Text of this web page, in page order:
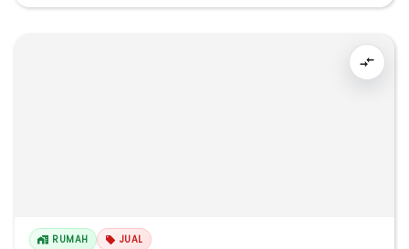
RUMAH JUAL